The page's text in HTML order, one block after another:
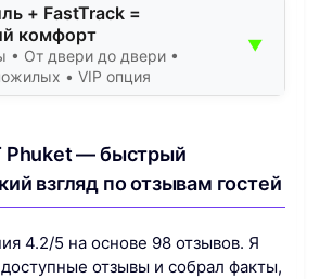
+ FastTrack =
комфорт
• От двери до двери •
• VIP опция
▼
Phuket — быстрый
взгляд по отзывам гостей
4.2/5 на основе 98 отзывов. Я
отзывы и собрал факты,